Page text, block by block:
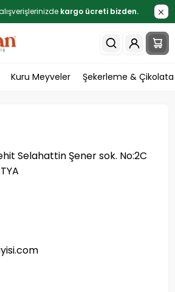
kargo ücreti bizden.
Kuru Meyveler Şekerleme & Çikolata
Selahattin Şener sok. No:2C